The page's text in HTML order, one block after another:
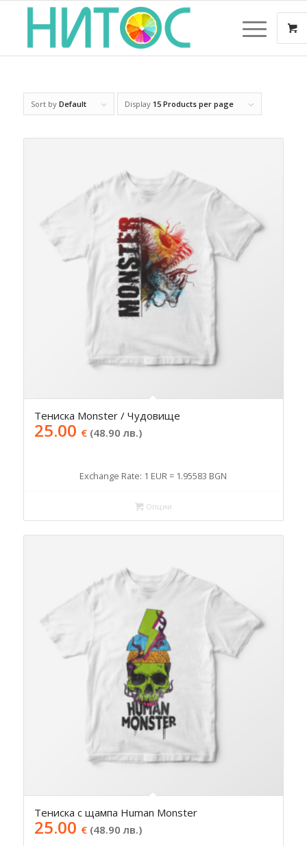
Sort by Default Display 15 Products per page
Тениска Monster / Чудовище
25.00 €(48.90 лв.)
Exchange Rate: 1 EUR = 1.95583 BGN
Опции
Тениска с щампа Human Monster
25.00 €(48.90 лв.)